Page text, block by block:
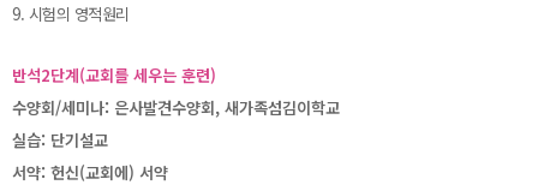
9. 시험의 영적원리
반석2단계(교회를 세우는 훈련)
수양회/세미나: 은사발견수양회, 새가족섬김이학교
실습: 단기설교
서약: 헌신(교회에) 서약